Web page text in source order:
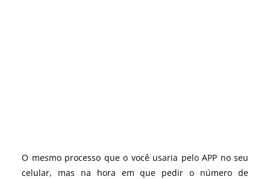
O mesmo processo que o você usaria pelo APP no seu
celular, mas na hora em que pedir o número de